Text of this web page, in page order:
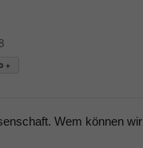
Wem können wir